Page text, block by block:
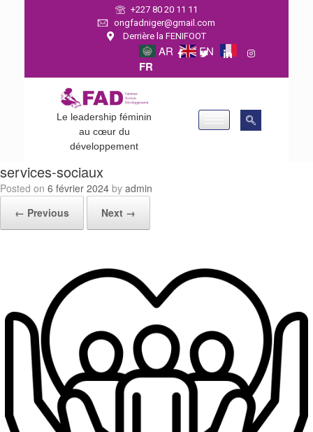
+227 80 20 11 11
ongfadniger@gmail.com
Derrière la FENIFOOT
AR EN
FR
Le leadership féminin
au cœur du
développement
services-sociaux
Posted on 6 février 2024 by admin
← Previous
Next →